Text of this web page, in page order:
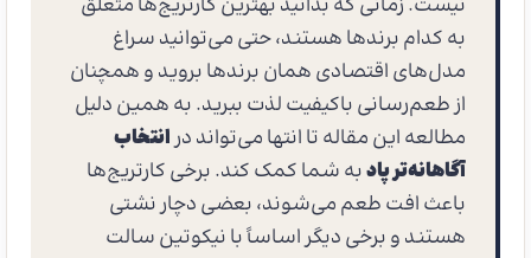
به کدام برندها هستند، حتی می‌توانید سراغ
مدل‌های اقتصادی همان برندها بروید و همچنان
از طعم‌رسانی باکیفیت لذت ببرید. به همین دلیل
مطالعه این مقاله تا انتها می‌تواند درانتخاب
آگاهانه‌تر پادبه شما کمک کند. برخی کارتریج‌ها
باعث افت طعم می‌شوند، بعضی دچار نشتی
هستند و برخی دیگر اساساً با نیکوتین سالت